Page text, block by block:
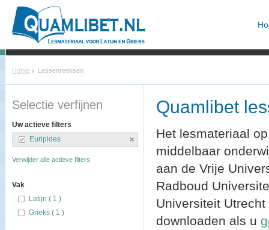
Home Lessenreeksen
Selectie verfijnen
Uw actieve filters
Euripides
Verwijder alle actieve filters
Vak
Latijn ( 1 )
Grieks ( 1 )
Quamlibet
Het lesmateriaal
middelbaar
aan de Vrije
Radboud
Universiteit
downloaden als u